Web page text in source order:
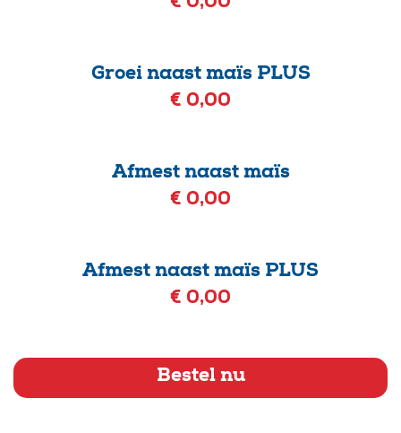
Groei naast maïs PLUS
€ 0,00
Afmest naast maïs
€ 0,00
Afmest naast maïs PLUS
€ 0,00
Bestel nu